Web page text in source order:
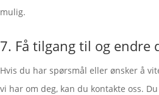
mulig.
7. Få tilgang til og endre
Hvis du har spørsmål eller ønsker å
vi har om deg, kan du kontakte oss.